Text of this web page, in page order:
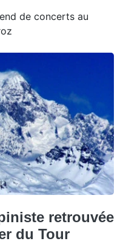
de concerts au
retrouvée
du Tour